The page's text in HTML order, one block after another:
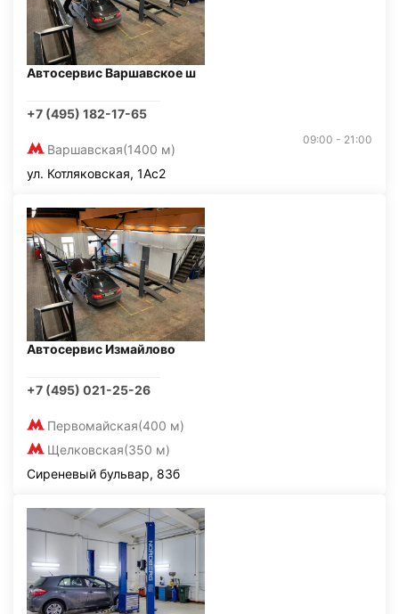
Автосервис Варшавское ш
+7 (495) 182-17-65
Варшавская(1400 м)
09:00 - 21:00
ул. Котляковская, 1Ас2
Автосервис Измайлово
+7 (495) 021-25-26
Первомайская(400 м)
Щелковская(350 м)
Сиреневый бульвар, 83б